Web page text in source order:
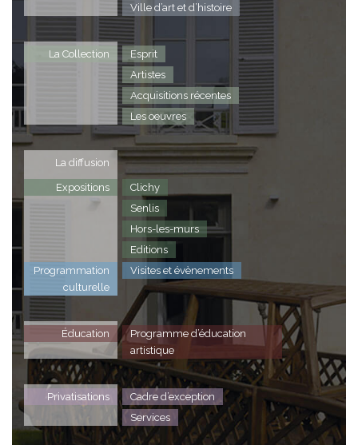
Ville d’art et d’histoire
La Collection
Esprit
Artistes
Acquisitions récentes
Les oeuvres
La diffusion
Expositions
Clichy
Senlis
Hors-les-murs
Editions
Programmation
culturelle
Visites et évènements
Éducation
Programme d’éducation
artistique
Privatisations
Cadre d’exception
Services